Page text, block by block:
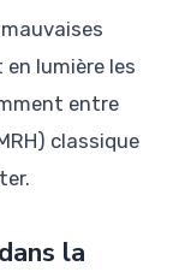
lumière les
entre
classique
la